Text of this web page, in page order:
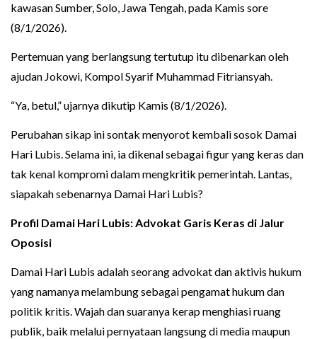
kawasan Sumber, Solo, Jawa Tengah, pada Kamis sore
(8/1/2026).
Pertemuan yang berlangsung tertutup itu dibenarkan oleh
ajudan Jokowi, Kompol Syarif Muhammad Fitriansyah.
“Ya, betul,” ujarnya dikutip Kamis (8/1/2026).
Perubahan sikap ini sontak menyorot kembali sosok Damai
Hari Lubis. Selama ini, ia dikenal sebagai figur yang keras dan
tak kenal kompromi dalam mengkritik pemerintah. Lantas,
siapakah sebenarnya Damai Hari Lubis?
Profil Damai Hari Lubis: Advokat Garis Keras di Jalur
Oposisi
Damai Hari Lubis adalah seorang advokat dan aktivis hukum
yang namanya melambung sebagai pengamat hukum dan
politik kritis. Wajah dan suaranya kerap menghiasi ruang
publik, baik melalui pernyataan langsung di media maupun